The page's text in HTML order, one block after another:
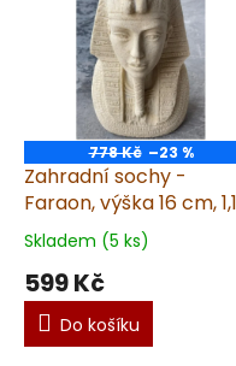
778 Kč –23 %
Zahradní sochy -
Faraon, výška 16 cm, 1,1
kg, pískovec
Skladem (5 ks)
599 Kč
Do košíku